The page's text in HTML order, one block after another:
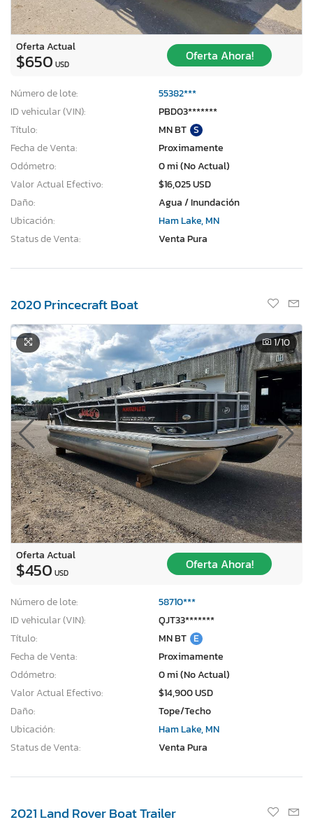
Oferta Actual
$650 USD
Oferta Ahora!
Número de lote:
55382***
ID vehicular (VIN):
PBD03*******
Título:
MN BT S
Fecha de Venta:
Proximamente
Odómetro:
0 mi (No Actual)
Valor Actual Efectivo:
$16,025 USD
Daño:
Agua / Inundación
Ubicación:
Ham Lake, MN
Status de Venta:
Venta Pura
2020 Princecraft Boat
1/10
Oferta Actual
$450 USD
Oferta Ahora!
Número de lote:
58710***
ID vehicular (VIN):
QJT33*******
Título:
MN BT E
Fecha de Venta:
Proximamente
Odómetro:
0 mi (No Actual)
Valor Actual Efectivo:
$14,900 USD
Daño:
Tope/Techo
Ubicación:
Ham Lake, MN
Status de Venta:
Venta Pura
2021 Land Rover Boat Trailer